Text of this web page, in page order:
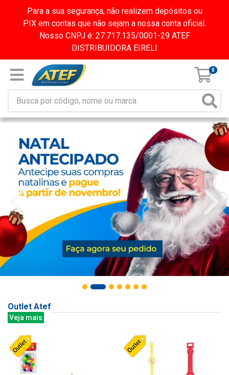
Para a sua segurança, não realizem depósitos ou
PIX em contas que não sejam a nossa conta oficial.
Nosso CNPJ é: 27.717.135/0001-29 ATEF
DISTRIBUIDORA EIRELI
0
Outlet Atef
Veja mais